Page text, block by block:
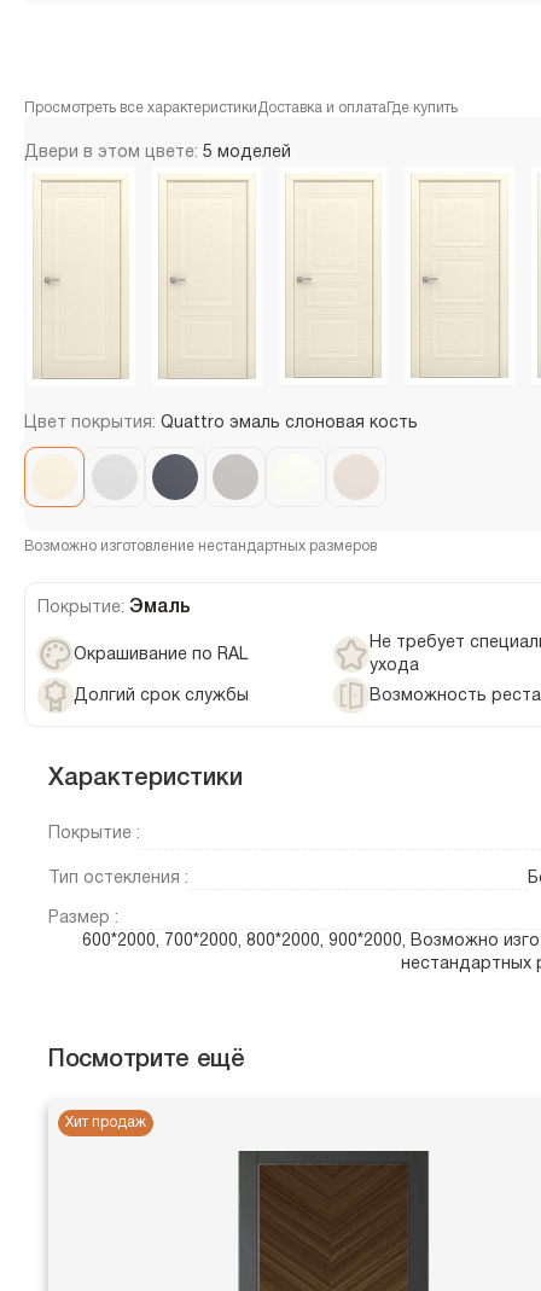
Просмотреть все характеристики Доставка и оплата Где купить
Двери в этом цвете: 5 моделей
Цвет покрытия: Quattro эмаль слоновая кость
Возможно изготовление нестандартных размеров
Покрытие: Эмаль
Окрашивание по RAL
Не требует
ухода
Долгий срок службы
Возможность
Характеристики
Покрытие :
Тип остекления :
Размер :
600*2000, 700*2000, 800*2000, 900*2000, Возможно
нестандартных
Посмотрите ещё
Хит продаж